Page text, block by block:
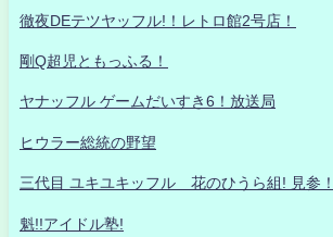
徹夜DEテツヤッフル!！レトロ館2号店！
剛Q超児ともっふる！
ヤナッフル ゲームだいすき6！放送局
ヒウラー総統の野望
三代目 ユキユキッフル 花のひうら組! 見参！
魁!!アイドル塾!